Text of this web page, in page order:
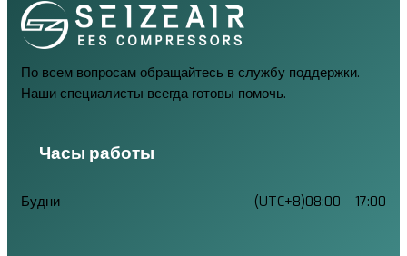
По всем вопросам обращайтесь в службу поддержки.
Наши специалисты всегда готовы помочь.
Часы работы
Будни (UTC+8)08:00 – 17:00